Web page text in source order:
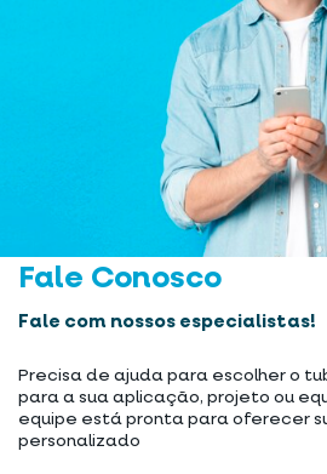
Fale Conosco
Fale com nossos especialistas!
Precisa de ajuda para escolher o
para a sua aplicação, projeto ou
equipe está pronta para oferecer
personalizado